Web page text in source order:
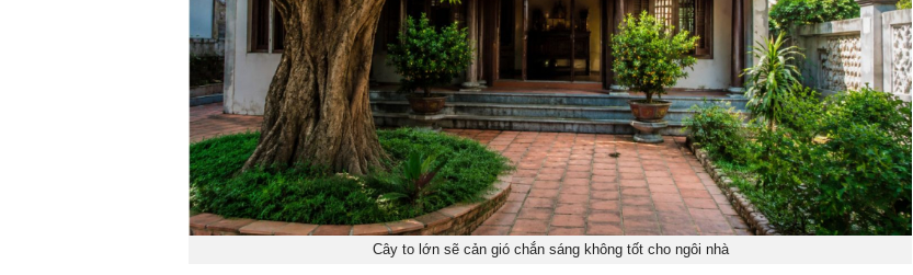
Cây to lớn sẽ cản gió chắn sáng không tốt cho ngôi nhà